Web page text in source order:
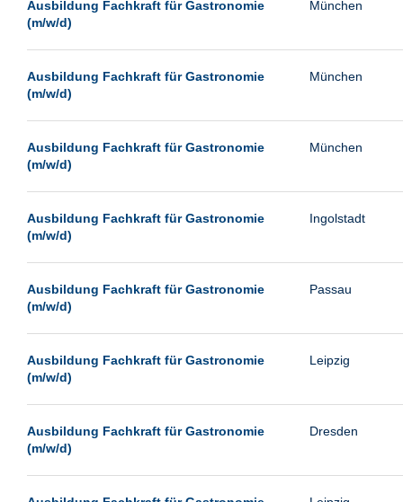
Pforzheim
Siegburg
Siegen
Viernheim
Wetzlar
Wust/Brandenburg
Ausbildung Fachkraft für Gastronomie
(m/w/d)
München
Ausbildung Fachkraft für Gastronomie
(m/w/d)
München
Ausbildung Fachkraft für Gastronomie
(m/w/d)
München
Ausbildung Fachkraft für Gastronomie
(m/w/d)
Ingolstadt
Ausbildung Fachkraft für Gastronomie
(m/w/d)
Passau
Ausbildung Fachkraft für Gastronomie
(m/w/d)
Leipzig
Ausbildung Fachkraft für Gastronomie
(m/w/d)
Dresden